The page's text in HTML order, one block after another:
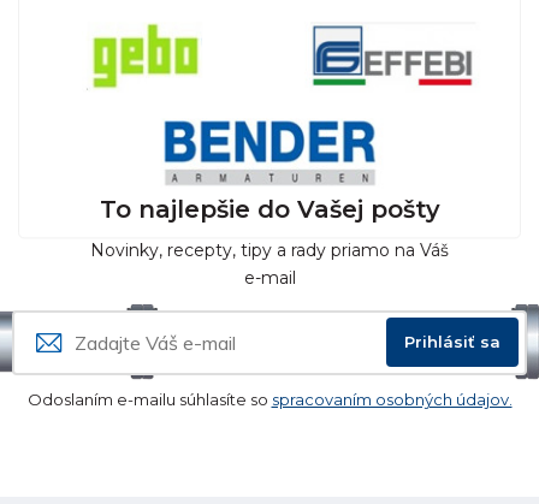
To najlepšie do Vašej pošty
Novinky, recepty, tipy a rady priamo na Váš
e-mail
Prihlásiť sa
Odoslaním e-mailu súhlasíte so spracovaním osobných údajov.